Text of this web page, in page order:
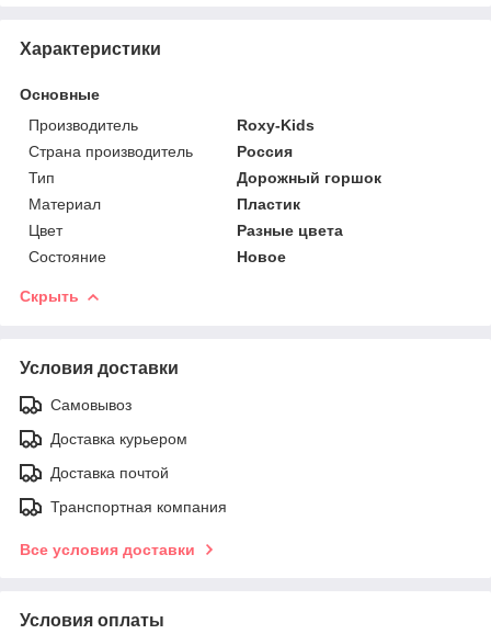
Характеристики
Основные
Производитель
Roxy-Kids
Страна производитель
Россия
Тип
Дорожный горшок
Материал
Пластик
Цвет
Разные цвета
Состояние
Новое
Скрыть
Условия доставки
Самовывоз
Доставка курьером
Доставка почтой
Транспортная компания
Все условия доставки
Условия оплаты